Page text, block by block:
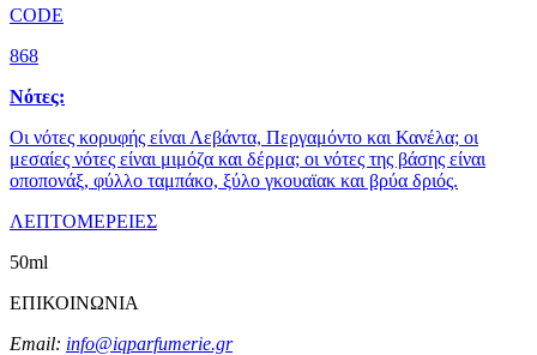
CODE
868
Νότες:
Οι νότες κορυφής είναι Λεβάντα, Περγαμόντο και Κανέλα; οι
μεσαίες νότες είναι μιμόζα και δέρμα; οι νότες της βάσης είναι
οποπονάξ, φύλλο ταμπάκο, ξύλο γκουαϊακ και βρύα δριός.
ΛΕΠΤΟΜΕΡΕΙΕΣ
50ml
ΕΠΙΚΟΙΝΩΝΙΑ
Email: info@iqparfumerie.gr